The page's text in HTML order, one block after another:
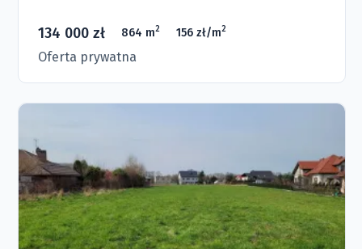
134 000 zł 864 m2 156 zł/m2
Oferta prywatna